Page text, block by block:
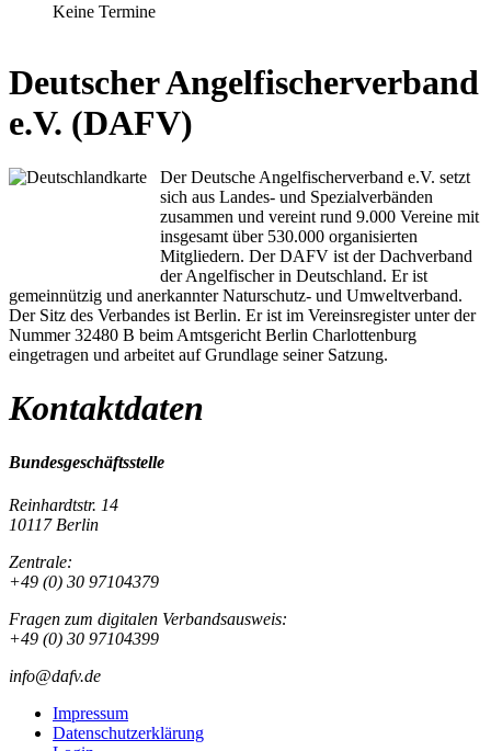
Keine Termine
Deutscher Angelfischerverband
e.V. (DAFV)
Der Deutsche Angelfischerverband e.V. setzt
sich aus Landes- und Spezialverbänden
zusammen und vereint rund 9.000 Vereine mit
insgesamt über 530.000 organisierten
Mitgliedern. Der DAFV ist der Dachverband
der Angelfischer in Deutschland. Er ist
gemeinnützig und anerkannter Naturschutz- und Umweltverband.
Der Sitz des Verbandes ist Berlin. Er ist im Vereinsregister unter der
Nummer 32480 B beim Amtsgericht Berlin Charlottenburg
eingetragen und arbeitet auf Grundlage seiner Satzung.
Kontaktdaten
Bundesgeschäftsstelle
Reinhardtstr. 14
10117 Berlin
Zentrale:
+49 (0) 30 97104379
Fragen zum digitalen Verbandsausweis:
+49 (0) 30 97104399
info@dafv.de
Impressum
Datenschutzerklärung